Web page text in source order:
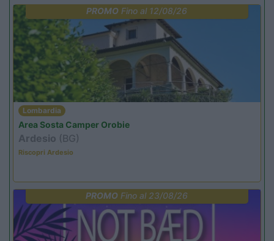
PROMO Fino al 12/08/26
Lombardia
Area Sosta Camper Orobie
Ardesio (BG)
Riscopri Ardesio
PROMO Fino al 23/08/26